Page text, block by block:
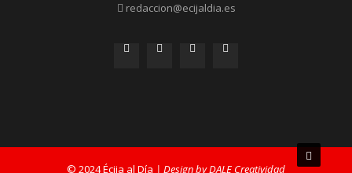
redaccion@ecijaldia.es
© 2024 Écija al Día | Design by DALE Creatividad